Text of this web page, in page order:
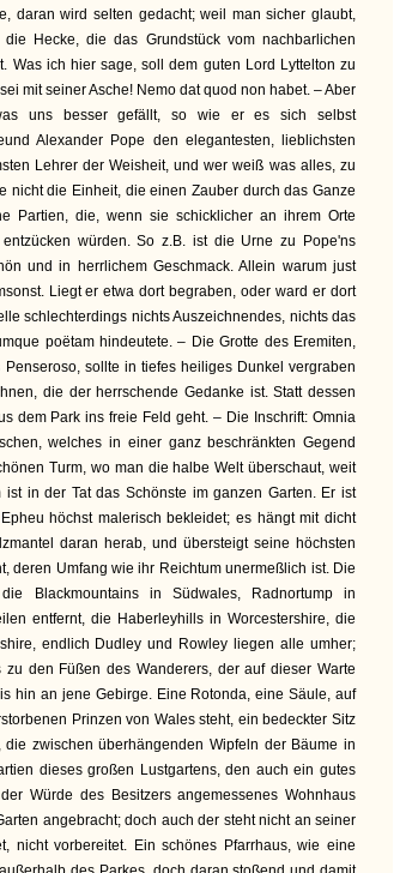
daran wird selten gedacht; weil man sicher glaubt,
Hecke, die das Grundstück vom nachbarlichen
Was ich hier sage, soll dem guten Lord Lyttelton zu
mit seiner Asche! Nemo dat quod non habet. – Aber
uns besser gefällt, so wie er es sich selbst
Alexander Pope den elegantesten, lieblichsten
Lehrer der Weisheit, und wer weiß was alles, zu
nicht die Einheit, die einen Zauber durch das Ganze
Partien, die, wenn sie schicklicher an ihrem Orte
würden. So z.B. ist die Urne zu Pope'ns
und in herrlichem Geschmack. Allein warum just
Liegt er etwa dort begraben, oder ward er dort
schlechterdings nichts Auszeichnendes, nichts das
poëtam hindeutete. – Die Grotte des Eremiten,
sollte in tiefes heiliges Dunkel vergraben
die der herrschende Gedanke ist. Statt dessen
dem Park ins freie Feld geht. – Die Inschrift: Omnia
welches in einer ganz beschränkten Gegend
Turm, wo man die halbe Welt überschaut, weit
in der Tat das Schönste im ganzen Garten. Er ist
höchst malerisch bekleidet; es hängt mit dicht
daran herab, und übersteigt seine höchsten
deren Umfang wie ihr Reichtum unermeßlich ist. Die
Blackmountains in Südwales, Radnortump in
entfernt, die Haberleyhills in Worcestershire, die
endlich Dudley und Rowley liegen alle umher;
den Füßen des Wanderers, der auf dieser Warte
hin an jene Gebirge. Eine Rotonda, eine Säule, auf
Prinzen von Wales steht, ein bedeckter Sitz
zwischen überhängenden Wipfeln der Bäume in
dieses großen Lustgartens, den auch ein gutes
Würde des Besitzers angemessenes Wohnhaus
angebracht; doch auch der steht nicht an seiner
nicht vorbereitet. Ein schönes Pfarrhaus, wie eine